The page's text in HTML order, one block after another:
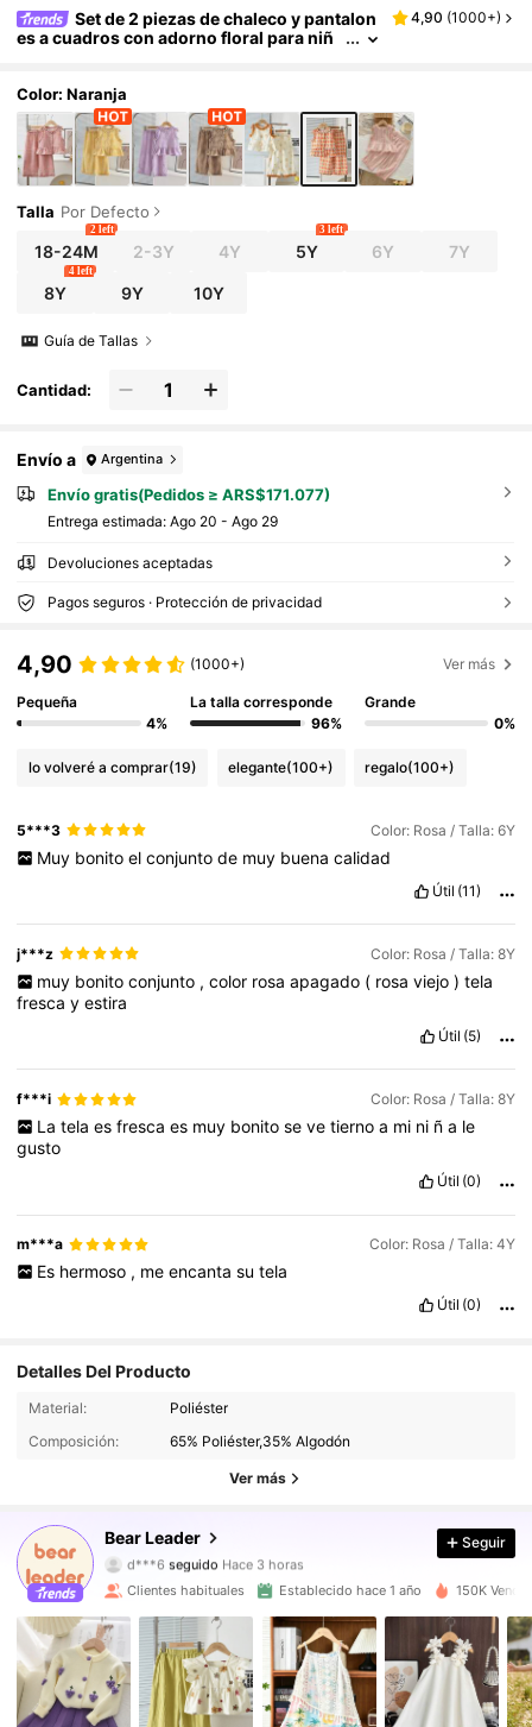
Set de 2 piezas de chaleco y pantalon
es a cuadros con adorno floral para niñ
4,90 (1000+)
Color: Naranja
Talla Por Defecto
18-24M
2 left
2-3Y 4Y 5Y
3 left
6Y 7Y
8Y
4 left
9Y 10Y
Guía de Tallas
Cantidad:
Envío a Argentina
Envío gratis(Pedidos ≥ ARS$171.077)
Entrega estimada: Ago 20 - Ago 29
Devoluciones aceptadas
Pagos seguros · Protección de privacidad
4,90 (1000+) Ver más
Pequeña
4%
La talla corresponde
96%
Grande
0%
lo volveré a comprar(19) elegante(100+) regalo(100+)
5***3 Color: Rosa / Talla: 6Y
Muy bonito el conjunto de muy buena calidad
Útil (11)
j***z Color: Rosa / Talla: 8Y
muy bonito conjunto , color rosa apagado ( rosa viejo ) tela
frescayestira
Útil (5)
f***i Color: Rosa / Talla: 8Y
La tela es fresca es muy bonito se ve tierno a mi ni ñ a le
gusto
Útil (0)
m***a Color: Rosa / Talla: 4Y
Es hermoso , me encanta su tela
Útil (0)
Detalles Del Producto
Material:
Poliéster
Composición:
65% Poliéster,35% Algodón
Ver más
Bear Leader
105K Seguidores
105K Seguidores
d***6seguido
4,94
105K Seguidores
4,94 105K Seguidores
4,94 105K Seguidores
Seguir
Clientes habituales Establecido hace 1 año 150K